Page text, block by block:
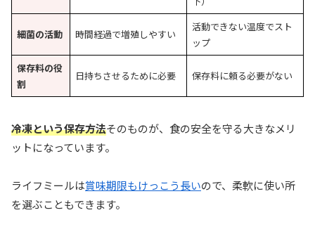
細菌の活動 時間経過で増殖しやすい
活動できない温度でスト
ップ
保存料の役
割
日持ちさせるために必要 保存料に頼る必要がない
冷凍という保存方法そのものが、食の安全を守る大きなメリ
ットになっています。
ライフミールは賞味期限もけっこう長いので、柔軟に使い所
を選ぶこともできます。